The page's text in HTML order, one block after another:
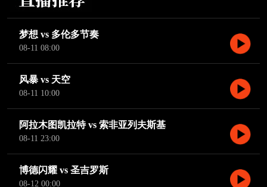
梦想 vs 多伦多节奏
08-11 08:00
风暴 vs 天空
08-11 10:00
阿拉木图凯拉特 vs 索非亚列夫斯基
08-11 23:00
博德闪耀 vs 圣吉罗斯
08-12 00:00